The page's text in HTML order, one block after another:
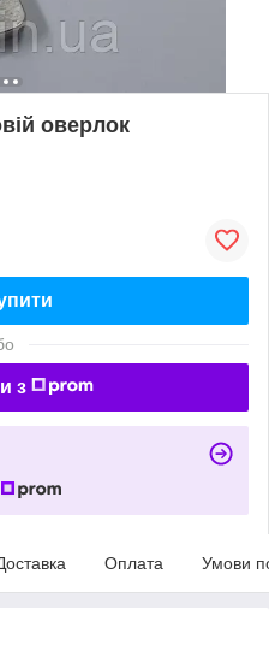
оверлок
з
Оплата Умови